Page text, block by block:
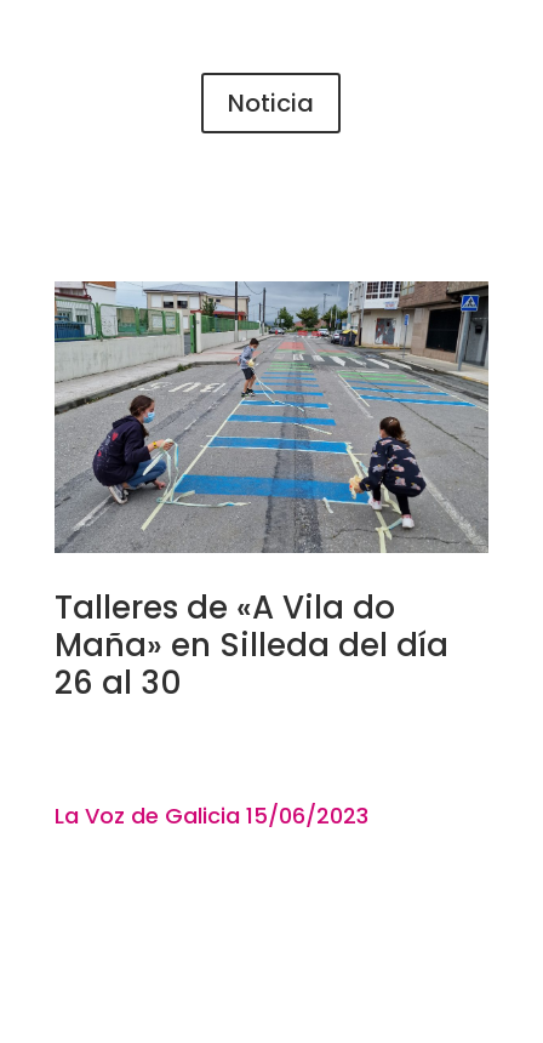
Noticia
Talleres de «A Vila do
Maña» en Silleda del día
26 al 30
La Voz de Galicia 15/06/2023